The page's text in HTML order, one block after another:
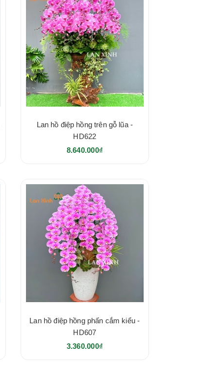
Lan hồ điệp hồng trên gỗ lũa -
HD622
8.640.000₫
Lan hồ điệp hồng phấn cắm kiểu -
HD607
3.360.000₫